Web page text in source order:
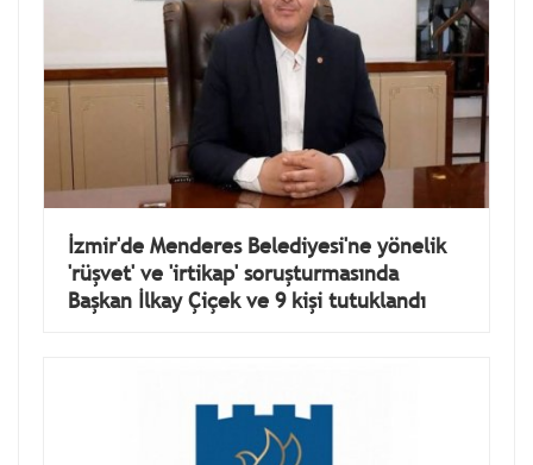
İzmir'de Menderes Belediyesi'ne yönelik
'rüşvet' ve 'irtikap' soruşturmasında
Başkan İlkay Çiçek ve 9 kişi tutuklandı